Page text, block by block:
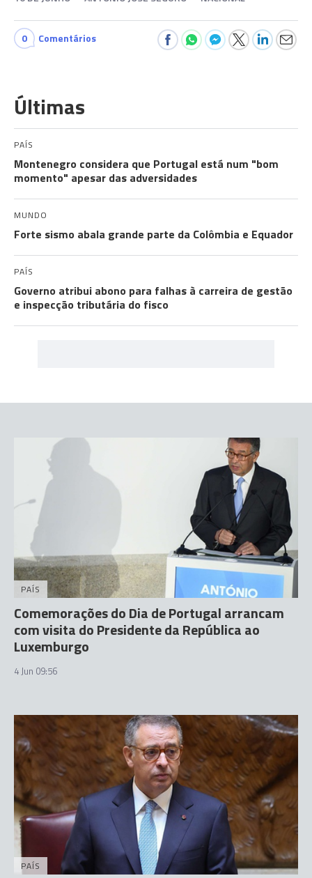
0 Comentários
Últimas
PAÍS
Montenegro considera que Portugal está num "bom
momento" apesar das adversidades
MUNDO
Forte sismo abala grande parte da Colômbia e Equador
PAÍS
Governo atribui abono para falhas à carreira de gestão
e inspecção tributária do fisco
PAÍS
Comemorações do Dia de Portugal arrancam
com visita do Presidente da República ao
Luxemburgo
4 Jun 09:56
PAÍS